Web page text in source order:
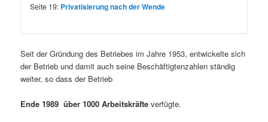
Seite 19: Privatisierung nach der Wende
Seit der Gründung des Betriebes im Jahre 1953, entwickelte sich
der Betrieb und damit auch seine Beschäftigtenzahlen ständig
weiter, so dass der Betrieb
Ende 1989 über 1000 Arbeitskräfteverfügte.